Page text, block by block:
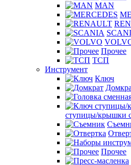
MAN
Прочее
ТСП
Инструмент
Ключ
ступицы/крышки
Прочее